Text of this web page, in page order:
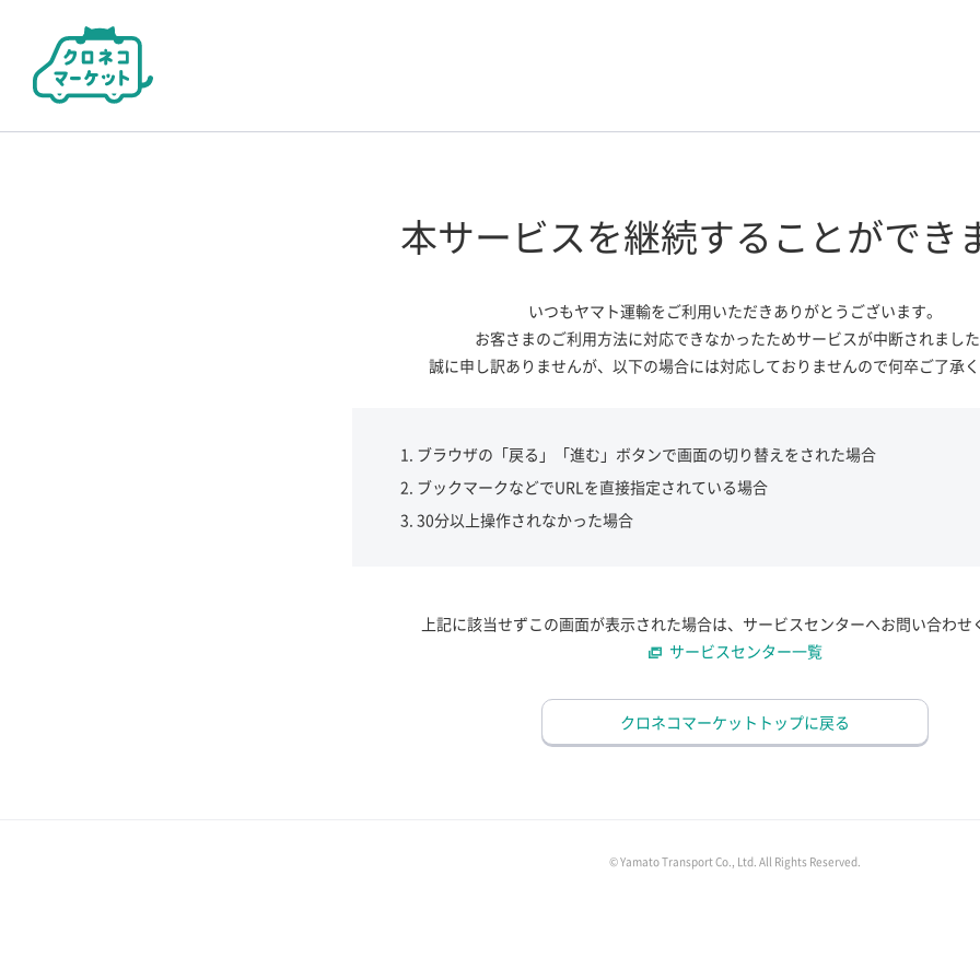
本サービスを継続する ことができ
いつもヤマト運輸をご利用いただきありがとうございます。
お客さまのご利用方法に対応できなかったためサービスが中断されました
誠に申し訳ありませんが、 以下の場合には対応しておりませんので何卒ご了承く
ブラウザの「戻る」「進む」ボタンで画面の切り替えをされた場合
ブックマークなどでURLを直接指定されている場合
30分以上操作されなかった場合
上記に該当せずこの画面が表示された場合は、サービスセンターへお問い合わせ
サービスセンター一覧
クロネコマーケットトップに戻る
© Yamato Transport Co., Ltd. All Rights Reserved.